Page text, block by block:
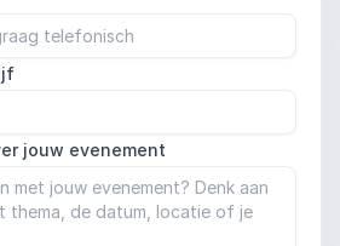
jouw evenement